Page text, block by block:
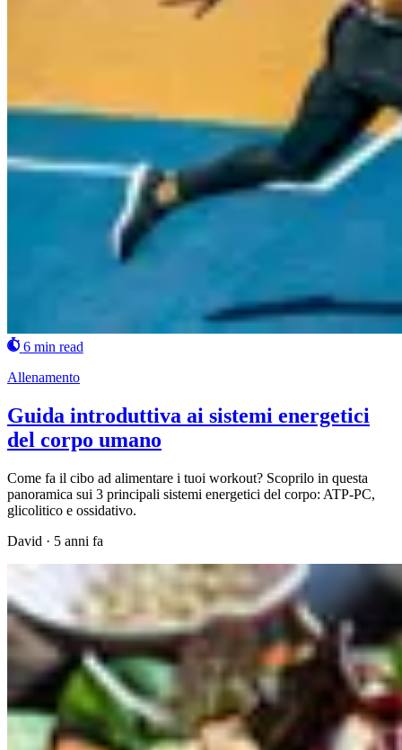
6 min read
Allenamento
Guida introduttiva ai sistemi energetici
del corpo umano
Come fa il cibo ad alimentare i tuoi workout? Scoprilo in questa
panoramica sui 3 principali sistemi energetici del corpo: ATP-PC,
glicolitico e ossidativo.
David · 5 anni fa